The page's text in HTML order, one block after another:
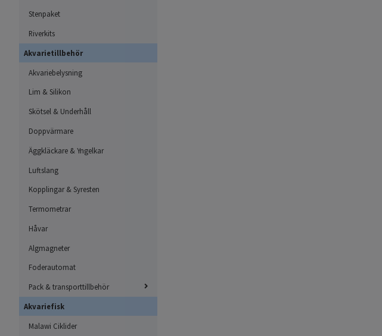
Stenpaket
Riverkits
Akvarietillbehör
Akvariebelysning
Lim & Silikon
Skötsel & Underhåll
Doppvärmare
Äggkläckare & Yngelkar
Luftslang
Kopplingar & Syresten
Termometrar
Håvar
Algmagneter
Foderautomat
Pack & transporttillbehör
Akvariefisk
Malawi Ciklider